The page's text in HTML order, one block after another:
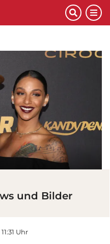
und Bilder
Uhr